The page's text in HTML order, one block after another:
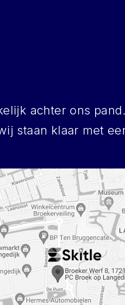
achter ons
staan klaar met